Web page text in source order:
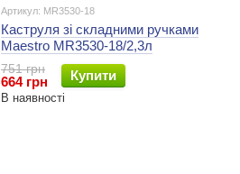
Артикул: MR3530-18
Каструля зі складними ручками
Maestro MR3530-18/2,3л
751 грн
664 грн Купити
В наявності